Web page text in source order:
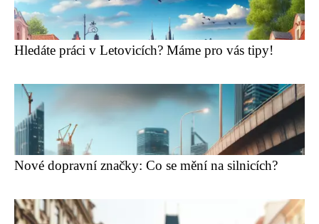
Hledáte práci v Letovicích? Máme pro vás tipy!
Nové dopravní značky: Co se mění na silnicích?